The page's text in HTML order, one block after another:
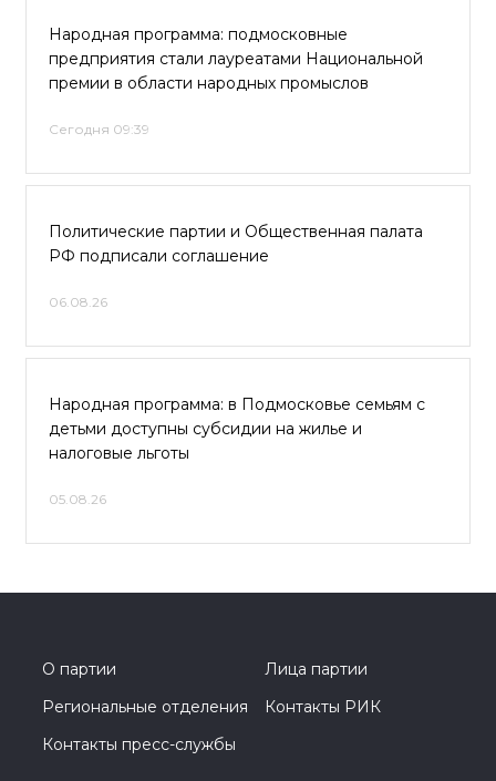
Народная программа: подмосковные
предприятия стали лауреатами Национальной
премии в области народных промыслов
Сегодня 09:39
Политические партии и Общественная палата
РФ подписали соглашение
06.08.26
Народная программа: в Подмосковье семьям с
детьми доступны субсидии на жилье и
налоговые льготы
05.08.26
О партии
Лица партии
Региональные отделения
Контакты РИК
Контакты пресс-службы